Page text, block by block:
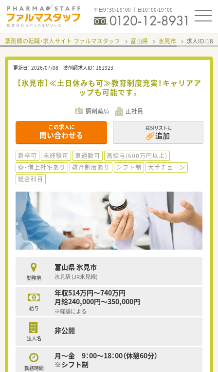
平日9：30-19：00 土日10：00-19：00
薬剤師の転職・求人サイト ファルマスタッフ 富山県 氷見市 求人ID：
更新日： 2026/07/08 薬剤師求人ID： 181923
【氷見市】≪土日休みも可≫教育制度充実！キャリアア
ップも可能です。
調剤薬局 正社員
この求人に
問い合わせる
検討リストに
追加
新卒可 未経験可 車通勤可
高給与(600万円以上)
寮・借上社宅あり
教育制度あり シフト制
大手チェーン
総合科目
勤務地
富山県 氷見市
氷見駅 (JR氷見線)
給与
年収514万円～740万円
月給240,000円～350,000円
※経験による
法人名
非公開
勤務時間
月～金 9：00～18：00（休憩60分）
※シフト制